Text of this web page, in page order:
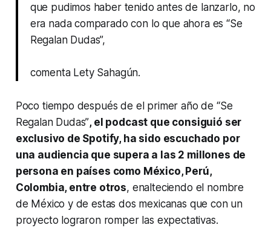
que pudimos haber tenido antes de lanzarlo, no
era nada comparado con lo que ahora es “Se
Regalan Dudas”,
comenta Lety Sahagún.
Poco tiempo después de el primer año de “Se
Regalan Dudas”, el podcast que consiguió ser
exclusivo de Spotify, ha sido escuchado por
una audiencia que supera a las 2 millones de
persona en países como México, Perú,
Colombia, entre otros, enalteciendo el nombre
de México y de estas dos mexicanas que con un
proyecto lograron romper las expectativas.